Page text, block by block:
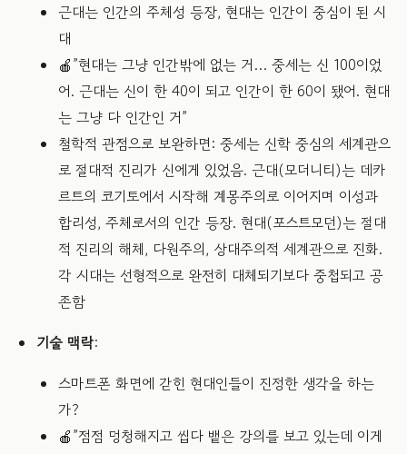
근대는 인간의 주체성 등장, 현대는 인간이 중심이 된 시
대
🍎”현대는 그냥 인간밖에 없는 거… 중세는 신 100이었
어. 근대는 신이 한 40이 되고 인간이 한 60이 됐어. 현대
는 그냥 다 인간인 거”
철학적 관점으로 보완하면: 중세는 신학 중심의 세계관으
로 절대적 진리가 신에게 있었음. 근대(모더니티)는 데카
르트의 코기토에서 시작해 계몽주의로 이어지며 이성과
합리성, 주체로서의 인간 등장. 현대(포스트모던)는 절대
적 진리의 해체, 다원주의, 상대주의적 세계관으로 진화.
각 시대는 선형적으로 완전히 대체되기보다 중첩되고 공
존함
기술 맥락:
스마트폰 화면에 갇힌 현대인들이 진정한 생각을 하는
가?
🍎”점점 멍청해지고 씹다 뱉은 강의를 보고 있는데 이게